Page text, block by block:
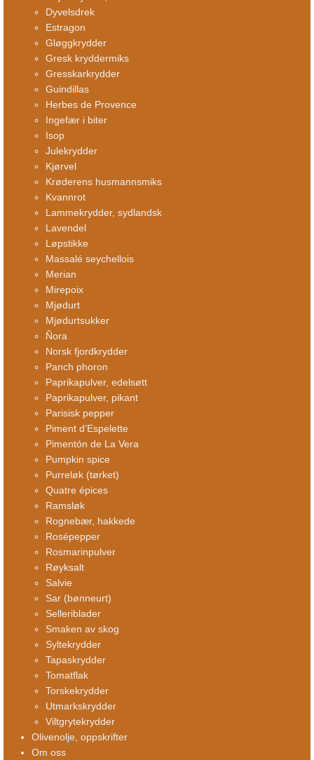
Dyvelsdrek
Estragon
Gløggkrydder
Gresk kryddermiks
Gresskarkrydder
Guindillas
Herbes de Provence
Ingefær i biter
Isop
Julekrydder
Kjørvel
Krøderens husmannsmiks
Kvannrot
Lammekrydder, sydlandsk
Lavendel
Løpstikke
Massalé seychellois
Merian
Mirepoix
Mjødurt
Mjødurtsukker
Ñora
Norsk fjordkrydder
Panch phoron
Paprikapulver, edelsøtt
Paprikapulver, pikant
Parisisk pepper
Piment d’Espelette
Pimentón de La Vera
Pumpkin spice
Purreløk (tørket)
Quatre épices
Ramsløk
Rognebær, hakkede
Rosépepper
Rosmarinpulver
Røyksalt
Salvie
Sar (bønneurt)
Selleriblader
Smaken av skog
Syltekrydder
Tapaskrydder
Tomatflak
Torskekrydder
Utmarkskrydder
Viltgrytekrydder
Olivenolje, oppskrifter
Om oss